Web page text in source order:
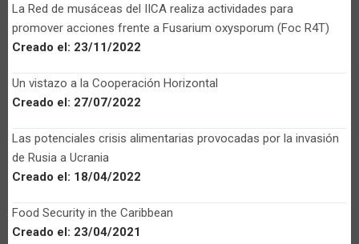
La Red de musáceas del IICA realiza actividades para
promover acciones frente a Fusarium oxysporum (Foc R4T)
Creado el: 23/11/2022
Un vistazo a la Cooperación Horizontal
Creado el: 27/07/2022
Las potenciales crisis alimentarias provocadas por la invasión
de Rusia a Ucrania
Creado el: 18/04/2022
Food Security in the Caribbean
Creado el: 23/04/2021